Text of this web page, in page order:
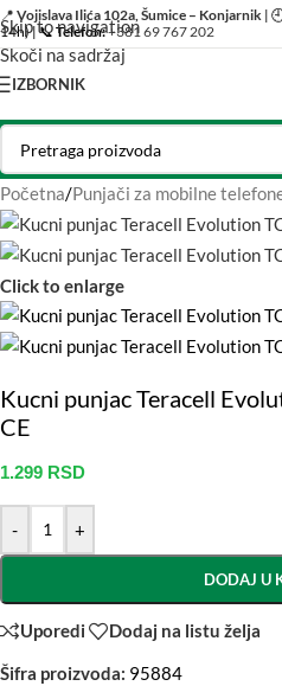
Skip to navigation
Skoči na sadržaj
📍 Vojislava Ilića 102a, Šumice – Konjarnik |
14h) | 📞Telefon:+381 69 767 202
IZBORNIK
Početna/Punjači za mobilne
Click to enlarge
Kucni punjac Teracell
CE
1.299 RSD
- +
DODAJ U
Uporedi
Dodaj na listu želja
Šifra proizvoda: 95884